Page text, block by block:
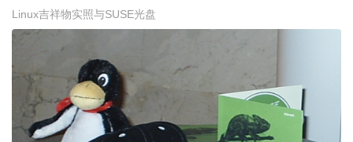
Linux吉祥物实照与SUSE光盘